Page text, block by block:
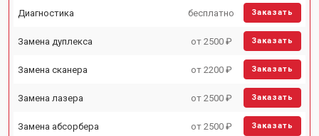
Диагностика бесплатно Заказать
Замена дуплекса от 2500 ₽ Заказать
Замена сканера от 2200 ₽ Заказать
Замена лазера от 2500 ₽ Заказать
Замена абсорбера от 2500 ₽ Заказать